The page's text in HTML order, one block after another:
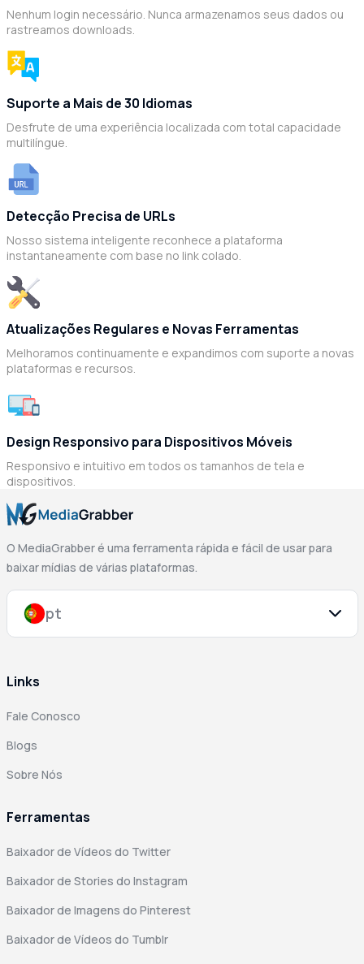
Nenhum login necessário. Nunca armazenamos seus dados ou
rastreamos downloads.
Suporte a Mais de 30 Idiomas
Desfrute de uma experiência localizada com total capacidade
multilíngue.
Detecção Precisa de URLs
Nosso sistema inteligente reconhece a plataforma
instantaneamente com base no link colado.
Atualizações Regulares e Novas Ferramentas
Melhoramos continuamente e expandimos com suporte a novas
plataformas e recursos.
Design Responsivo para Dispositivos Móveis
Responsivo e intuitivo em todos os tamanhos de tela e
dispositivos.
O MediaGrabber é uma ferramenta rápida e fácil de usar para
baixar mídias de várias plataformas.
pt
Links
Fale Conosco
Blogs
Sobre Nós
Ferramentas
Baixador de Vídeos do Twitter
Baixador de Stories do Instagram
Baixador de Imagens do Pinterest
Baixador de Vídeos do Tumblr